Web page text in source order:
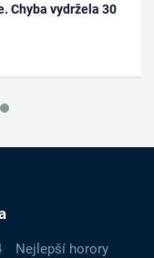
Chyba vydržela 30
Nejlepší horory